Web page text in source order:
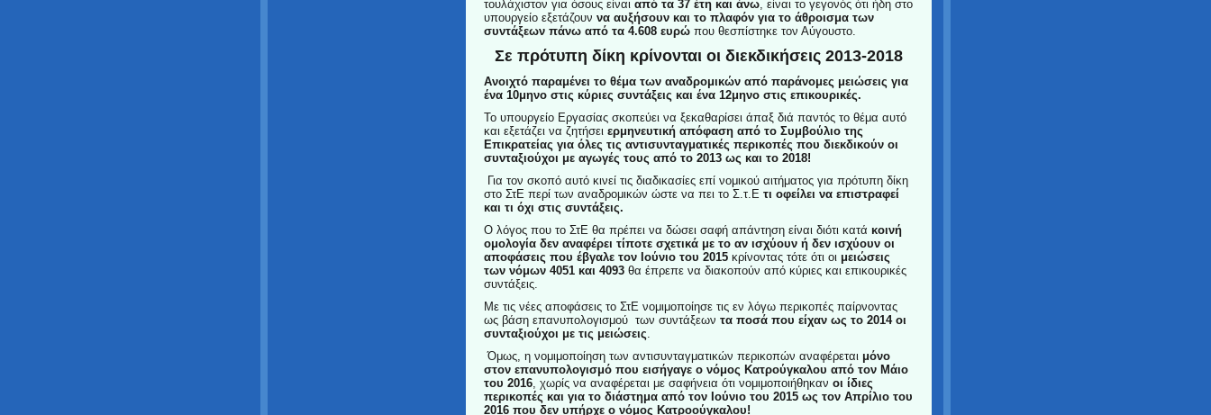
τουλάχιστον για όσους είναι από τα 37 έτη και άνω, είναι το γεγονός ότι ήδη στο
υπουργείο εξετάζουν να αυξήσουν και το πλαφόν για το άθροισμα των
συντάξεων πάνω από τα 4.608 ευρώ που θεσπίστηκε τον Αύγουστο.
Σε πρότυπη δίκη κρίνονται οι διεκδικήσεις 2013-2018
Ανοιχτό παραμένει το θέμα των αναδρομικών από παράνομες μειώσεις για
ένα 10μηνο στις κύριες συντάξεις και ένα 12μηνο στις επικουρικές.
Το υπουργείο Εργασίας σκοπεύει να ξεκαθαρίσει άπαξ διά παντός το θέμα αυτό
και εξετάζει να ζητήσει ερμηνευτική απόφαση από το Συμβούλιο της
Επικρατείας για όλες τις αντισυνταγματικές περικοπές που διεκδικούν οι
συνταξιούχοι με αγωγές τους από το 2013 ως και το 2018!
Για τον σκοπό αυτό κινεί τις διαδικασίες επί νομικού αιτήματος για πρότυπη δίκη
στο ΣτΕ περί των αναδρομικών ώστε να πει το Σ.τ.Ε τι οφείλει να επιστραφεί
και τι όχι στις συντάξεις.
Ο λόγος που το ΣτΕ θα πρέπει να δώσει σαφή απάντηση είναι διότι κατά κοινή
ομολογία δεν αναφέρει τίποτε σχετικά με το αν ισχύουν ή δεν ισχύουν οι
αποφάσεις που έβγαλε τον Ιούνιο του 2015 κρίνοντας τότε ότι οι μειώσεις
των νόμων 4051 και 4093 θα έπρεπε να διακοπούν από κύριες και επικουρικές
συντάξεις.
Με τις νέες αποφάσεις το ΣτΕ νομιμοποίησε τις εν λόγω περικοπές παίρνοντας
ως βάση επανυπολογισμού των συντάξεων τα ποσά που είχαν ως το 2014 οι
συνταξιούχοι με τις μειώσεις.
Όμως, η νομιμοποίηση των αντισυνταγματικών περικοπών αναφέρεται μόνο
στον επανυπολογισμό που εισήγαγε ο νόμος Κατρούγκαλου από τον Μάιο
του 2016, χωρίς να αναφέρεται με σαφήνεια ότι νομιμοποιήθηκαν οι ίδιες
περικοπές και για το διάστημα από τον Ιούνιο του 2015 ως τον Απρίλιο του
2016 που δεν υπήρχε ο νόμος Κατροούγκαλου!